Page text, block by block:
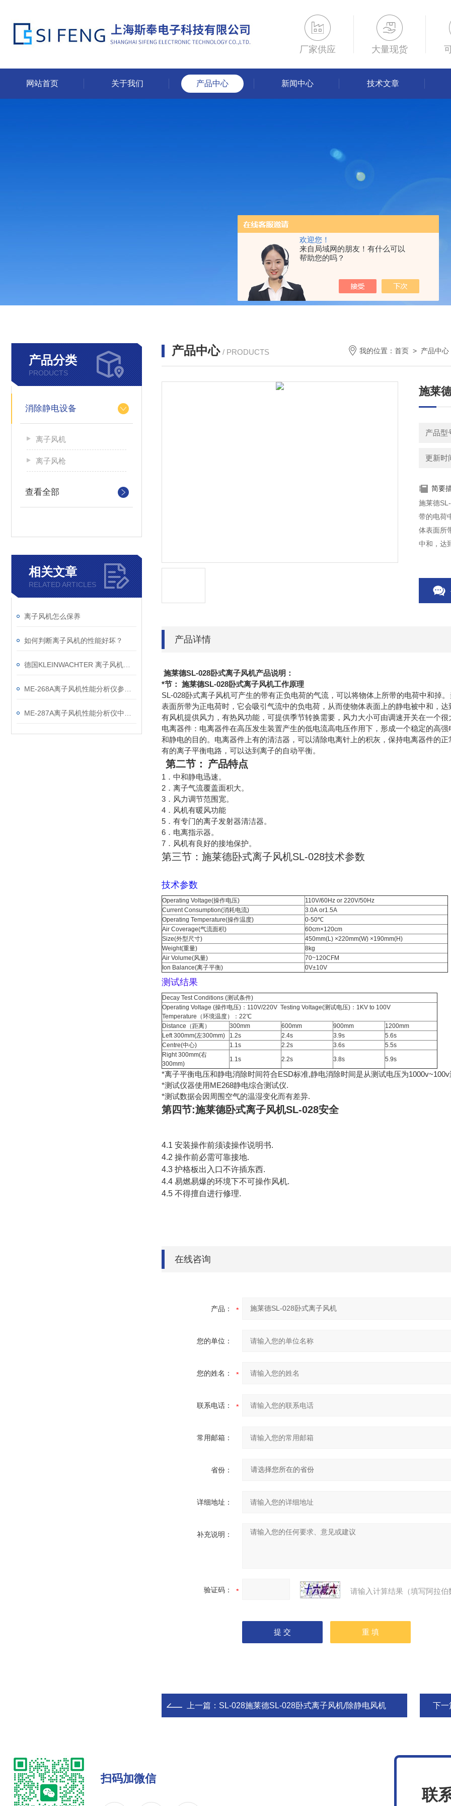
欢迎您！
来自局域网的朋友！有什么可以
帮助您的吗？
厂家供应 大量现货
网站首页 关于我们 产品中心 新闻中心 技术文章
产品分类
PRODUCTS
消除静电设备
离子风机
离子风枪
查看全部
相关文章
RELATED ARTICLES
离子风机怎么保养
如何判断离子风机的性能好坏？
产品中心 / PRODUCTS 我的位置： 首页 > 产品中心
施莱
产品型
更新时
简要
施莱德
带的电荷
体表面所
中和，达
产品详情
施莱德SL-028卧式离子风机产品说明：
*节： 施莱德SL-028卧式离子风机工作原理
SL-028卧式离子风机可产生的带有正负电荷的气流，可以将物体上所带的电荷中和掉
表面所带为正电荷时，它会吸引气流中的负电荷，从而使物体表面上的静电被中和，
有风机提供风力，有热风功能，可提供季节转换需要，风力大小可由调速开关在一个
电离器件：电离器件在高压发生装置产生的低电流高电压作用下，形成一个稳定的高
和静电的目的。电离器件上有的清洁器，可以清除电离针上的积灰，保持电离器件的正
有的离子平衡电路，可以达到离子的自动平衡。
第二节： 产品特点
1．中和静电迅速。
2．离子气流覆盖面积大。
3．风力调节范围宽。
4．风机有暖风功能
5．有专门的离子发射器清洁器。
6．电离指示器。
7．风机有良好的接地保护。
第三节：施莱德卧式离子风机SL-028技术参数
技术参数
Operating Voltage(操作电压)
110V/60Hz or 220V/50Hz
Current Consumption(消耗电流)
3.0A or1.5A
Operating Temperature(操作温度) 0-50℃
Air Coverage(气流面积)
60cm×120cm
Size(外型尺寸)
450mm(L) ×220mm(W) ×190mm(H)
Weight(重量)
8kg
Air Volume(风量)
70~120CFM
Ion Balance(离子平衡) 0V±10V
测试结果
Decay Test Conditions (测试条件)
Operating Voltage (操作电压) ： 110V/220V Testing Voltage(测试电压) ： 1KV to 100V
Temperature （环境温度）： 22℃
Distance （距离） 300mm 600mm 900mm
1200mm
Left 300mm(左300mm) 1.2s 2.4s 3.9s
5.6s
Centre(中心) 1.1s 2.2s 3.6s
5.5s
Right 300mm(右
300mm)
1.1s 2.2s 3.8s 5.9s
*离子平衡电压和静电消除时间符合ESD标准,静电消除时间是从测试电压为
*测试仪器使用ME268静电综合测试仪.
*测试数据会因周围空气的温湿变化而有差异.
第四节:施莱德卧式离子风机SL-028安全
4.1 安装操作前须读操作说明书.
4.2 操作前必需可靠接地.
4.3 护格板出入口不许插东西.
4.4 易燃易爆的环境下不可操作风机.
4.5 不得擅自进行修理.
在线咨询
产品：
您的单位：
您的姓名：
联系电话：
常用邮箱：
省份：
详细地址：
补充说明：
验证码： 请输入计算结果（填写阿拉
上一篇： SL-028施莱德SL-028卧式离子风机/除静电风机 下一
扫码加微信
联